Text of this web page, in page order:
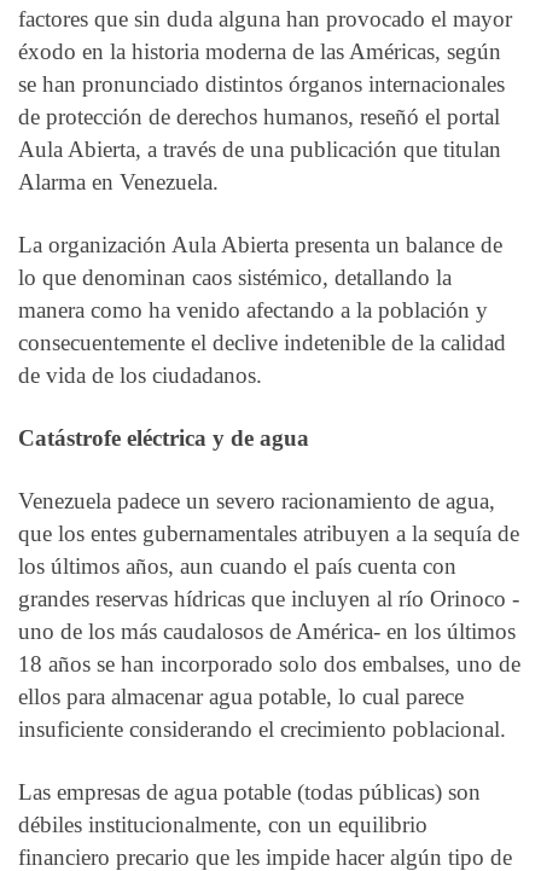
factores que sin duda alguna han provocado el mayor
éxodo en la historia moderna de las Américas, según
se han pronunciado distintos órganos internacionales
de protección de derechos humanos, reseñó el portal
Aula Abierta, a través de una publicación que titulan
Alarma en Venezuela.
La organización Aula Abierta presenta un balance de
lo que denominan caos sistémico, detallando la
manera como ha venido afectando a la población y
consecuentemente el declive indetenible de la calidad
de vida de los ciudadanos.
Catástrofe eléctrica y de agua
Venezuela padece un severo racionamiento de agua,
que los entes gubernamentales atribuyen a la sequía de
los últimos años, aun cuando el país cuenta con
grandes reservas hídricas que incluyen al río Orinoco -
uno de los más caudalosos de América- en los últimos
18 años se han incorporado solo dos embalses, uno de
ellos para almacenar agua potable, lo cual parece
insuficiente considerando el crecimiento poblacional.
Las empresas de agua potable (todas públicas) son
débiles institucionalmente, con un equilibrio
financiero precario que les impide hacer algún tipo de